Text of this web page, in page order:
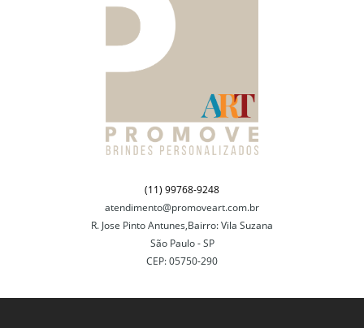
(11) 99768-9248
atendimento@promoveart.com.br
R. Jose Pinto Antunes,Bairro: Vila Suzana
São Paulo - SP
CEP: 05750-290